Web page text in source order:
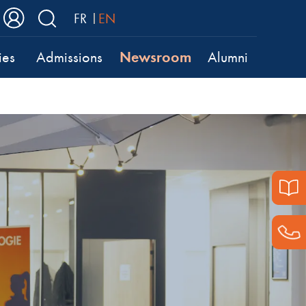
FR EN
Admissions Newsroom Alumni